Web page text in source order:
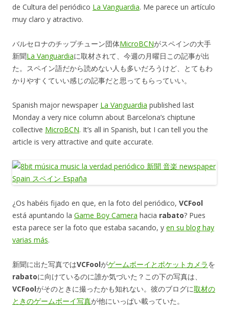
de Cultura del periódico La Vanguardia. Me parece un artículo
muy claro y atractivo.
バルセロナのチップチューン団体MicroBCNがスペインの大手
新聞La Vanguardiaに取材されて、今週の月曜日この記事が出
た。スペイン語だから読めない人も多いだろうけど、とてもわ
かりやすくていい感じの記事だと思ってもらっていい。
Spanish major newspaper La Vanguardia published last
Monday a very nice column about Barcelona’s chiptune
collective MicroBCN. It’s all in Spanish, but I can tell you the
article is very attractive and quite accurate.
¿Os habéis fijado en que, en la foto del periódico, VCFool
está apuntando la Game Boy Camera hacia rabato? Pues
esta parece ser la foto que estaba sacando, y en su blog hay
varias más.
新聞に出た写真ではVCFoolがゲームボーイとポケットカメラを
rabatoに向けているのに誰か気づいた？この下の写真は、
VCFoolがそのときに撮ったかも知れない。彼のブログに取材の
ときのゲームボーイ写真が他にいっぱい載っていた。